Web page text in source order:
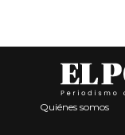
Quiénes somos